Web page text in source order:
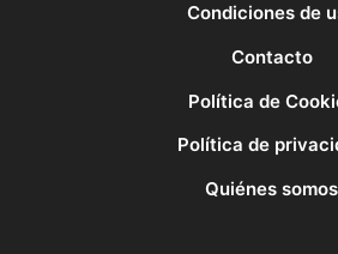
Condiciones de
Contacto
Política de
Política de
Quiénes somos